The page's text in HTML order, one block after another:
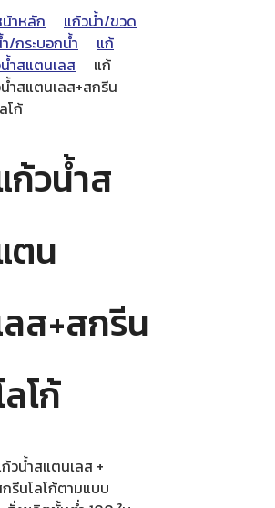
าหลัก
แก้วน้ำ/ขวด
/กระบอกน้ำ
แก้
ำสแตนเลส
แก้
ำสแตนเลส+สกรีน
โก้
ก้วน้ำส
ตน
ลส+สกรีน
ลโก้
วน้ำสแตนเลส +
รีนโลโก้ตามแบบ